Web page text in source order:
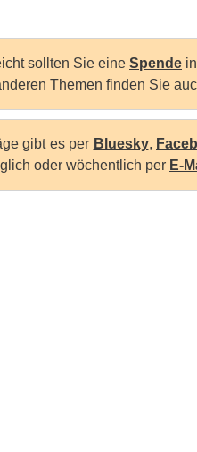
sollten Sie eine Spende
Themen finden Sie
gibt es per Bluesky,
oder wöchentlich per E-